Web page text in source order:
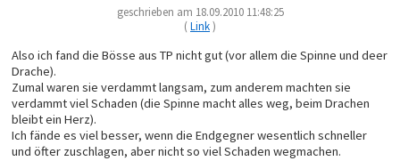
geschrieben am 18.09.2010 11:48:25
(Link)
Also ich fand die Bösse aus TP nicht gut (vor allem die Spinne und deer
Drache).
Zumal waren sie verdammt langsam, zum anderem machten sie
verdammt viel Schaden (die Spinne macht alles weg, beim Drachen
bleibt ein Herz).
Ich fände es viel besser, wenn die Endgegner wesentlich schneller
und öfter zuschlagen, aber nicht so viel Schaden wegmachen.